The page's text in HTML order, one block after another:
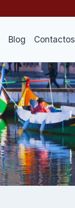
Blog Contactos